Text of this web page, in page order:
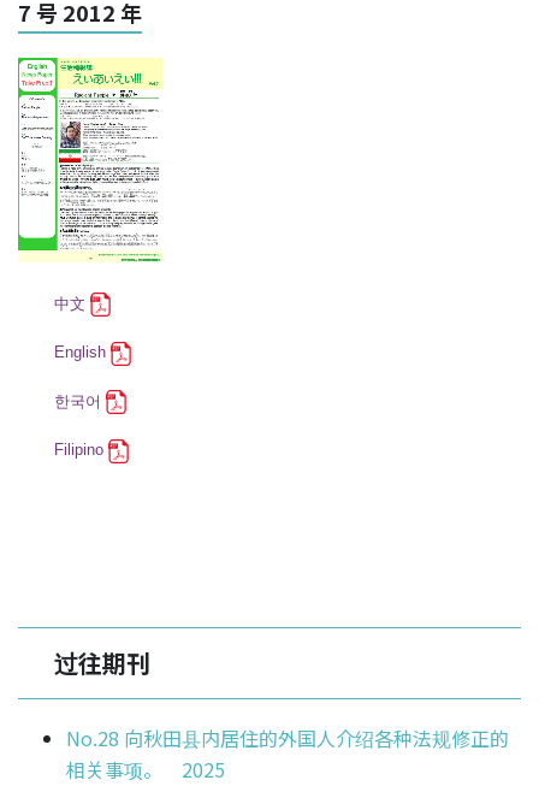
7 号 2012 年
中文
English
한국어
Filipino
过往期刊
No.28 向秋田县内居住的外国人介绍各种法规修正的
相关事项。 2025